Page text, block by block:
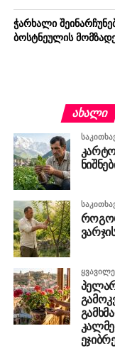
ჭარხალი
ბოსტნეულის
ᲐᲮᲐᲚᲘ